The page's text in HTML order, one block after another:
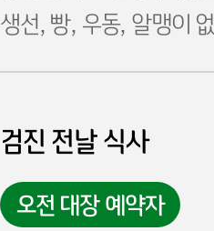
생선, 빵, 우동, 알맹이
검진 전날 식사
오전 대장 예약자